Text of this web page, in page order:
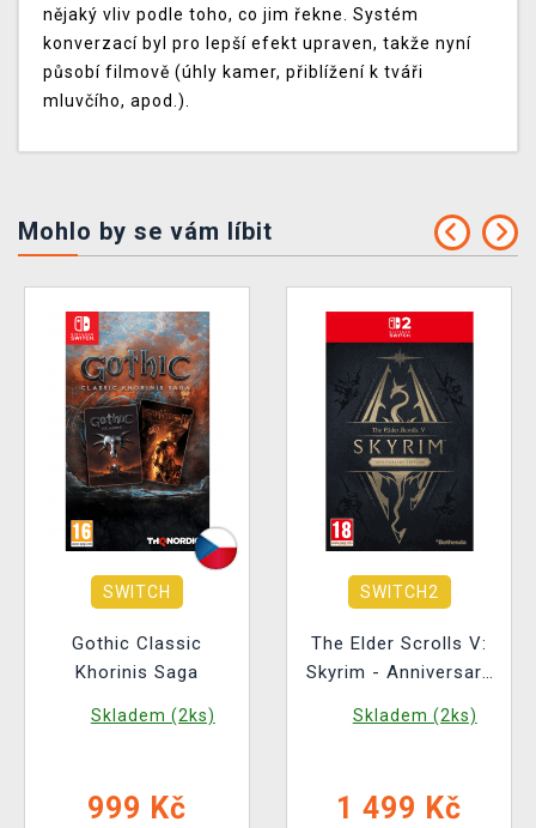
nějaký vliv podle toho, co jim řekne. Systém
konverzací byl pro lepší efekt upraven, takže nyní
působí filmově (úhly kamer, přiblížení k tváři
mluvčího, apod.).
Mohlo by se vám líbit
SWITCH
Gothic Classic
Khorinis Saga
Skladem (2ks)
999 Kč
SWITCH2
The Elder Scrolls V:
Skyrim - Anniversary
Skladem (2ks)
1 499 Kč